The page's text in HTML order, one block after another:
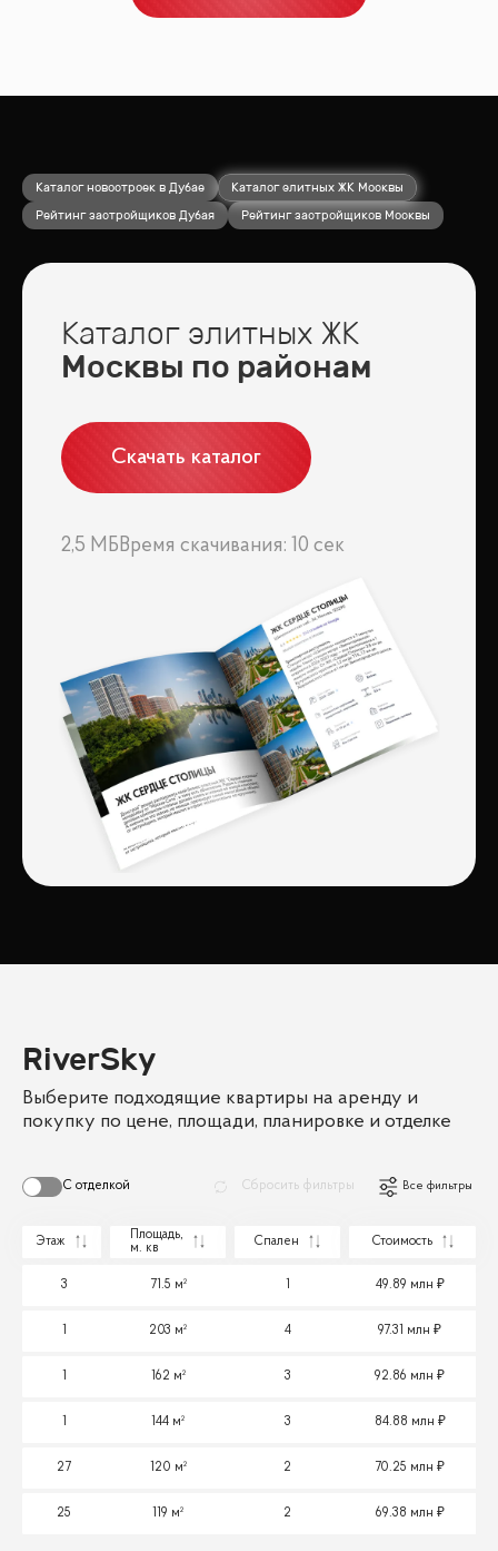
Каталог новостроек в Дубае
Каталог элитных ЖК Москвы
Рейтинг застройщиков Дубая
Рейтинг застройщиков Москвы
Каталог элитных ЖК
Москвы по районам
Скачать каталог
2,5 МБ Время скачивания: 10 сек
RiverSky
Выберите подходящие квартиры на аренду и
покупку по цене, площади, планировке и отделке
С отделкой Сбросить фильтры Все фильтры
Этаж
Площадь,
м. кв
Спален Стоимость
3 71.5 м² 49.89 млн
203 м² 4 97.31 млн
162 м² 3 92.86 млн
144 м² 3 84.88 млн
27 120 м² 2 70.25 млн
25 119 м² 2 69.38 млн